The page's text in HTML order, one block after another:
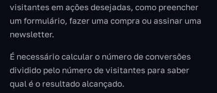
visitantes em ações desejadas, como preencher
um formulário, fazer uma compra ou assinar uma
newsletter.
É necessário calcular o número de conversões
dividido pelo número de visitantes para saber
qual é o resultado alcançado.